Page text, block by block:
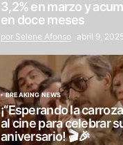
3,2% en marzo y
en doce meses
por Selene Afonso abril 9, 2025
BREAKING NEWS
¡“Esperando la
al cine para celebrar
aniversario! 🎬🎉